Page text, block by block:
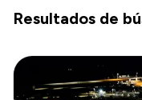
Autoridades
Misión y Visión
Normativa
Resultados de